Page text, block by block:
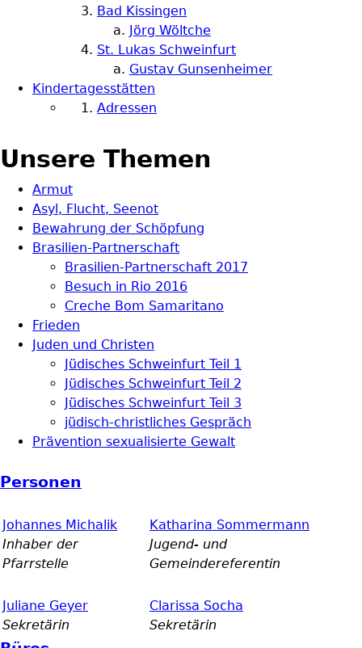
Bad Kissingen
Jörg Wöltche
St. Lukas Schweinfurt
Gustav Gunsenheimer
Kindertagesstätten
Adressen
Unsere Themen
Armut
Asyl, Flucht, Seenot
Bewahrung der Schöpfung
Brasilien-Partnerschaft
Brasilien-Partnerschaft 2017
Besuch in Rio 2016
Creche Bom Samaritano
Frieden
Juden und Christen
Jüdisches Schweinfurt Teil 1
Jüdisches Schweinfurt Teil 2
Jüdisches Schweinfurt Teil 3
jüdisch-christliches Gespräch
Prävention sexualisierte Gewalt
Personen
Johannes Michalik
Inhaber der
Pfarrstelle
Katharina Sommermann
Jugend- und
Gemeindereferentin
Juliane Geyer
Sekretärin
Clarissa Socha
Sekretärin